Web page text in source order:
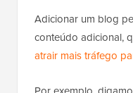
Adicionar um blog
conteúdo adicional,
atrair mais tráfego